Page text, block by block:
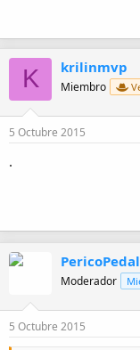
K krilinmvp
Miembro
5 Octubre 2015
.
Moderador
5 Octubre 2015